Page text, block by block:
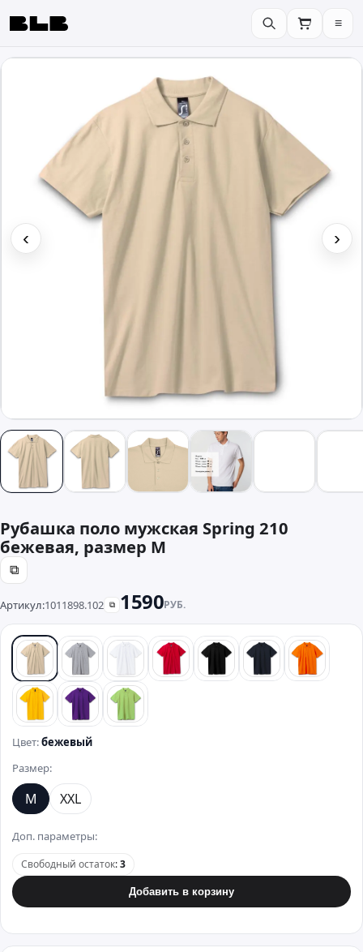
BLB ≡
‹ ›
Рубашка поло мужская Spring 210
бежевая, размер M
⧉
Артикул:1011898.102 ⧉ 1590РУБ.
бежевыйсерый белый красный черный синий
желтыйфиолетовый
зеленый
Цвет:бежевый
Размер:
M XXL
Доп. параметры:
Свободный остаток:3
Добавить в корзину